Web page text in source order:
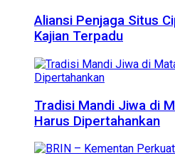
Aliansi Penjaga Situs
Kajian Terpadu
Tradisi Mandi Jiwa di
Harus Dipertahankan